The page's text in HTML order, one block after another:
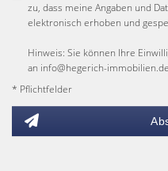
zu, dass meine Angaben und
elektronisch erhoben und
Hinweis: Sie können Ihre
an info@hegerich-
* Pflichtfelder